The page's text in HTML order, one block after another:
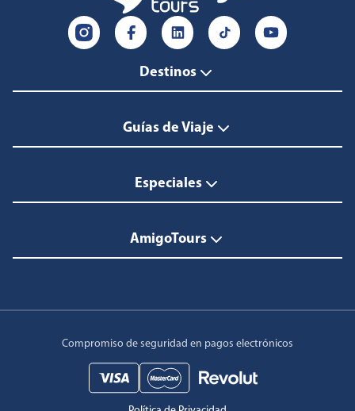
Destinos
Guías de Viaje
Especiales
AmigoTours
Compromiso de seguridad en pagos electrónicos